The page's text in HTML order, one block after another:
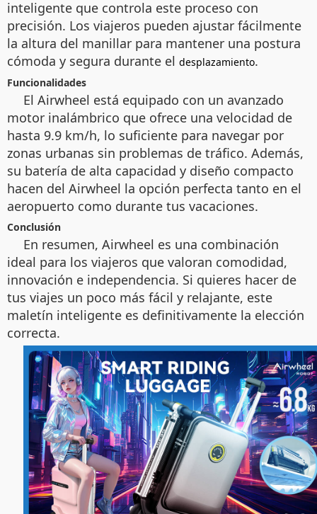
inteligente que controla este proceso con
precisión. Los viajeros pueden ajustar fácilmente
la altura del manillar para mantener una postura
cómoda y segura durante el desplazamiento.
Funcionalidades
El Airwheel está equipado con un avanzado
motor inalámbrico que ofrece una velocidad de
hasta 9.9 km/h, lo suficiente para navegar por
zonas urbanas sin problemas de tráfico. Además,
su batería de alta capacidad y diseño compacto
hacen del Airwheel la opción perfecta tanto en el
aeropuerto como durante tus vacaciones.
Conclusión
En resumen, Airwheel es una combinación
ideal para los viajeros que valoran comodidad,
innovación e independencia. Si quieres hacer de
tus viajes un poco más fácil y relajante, este
maletín inteligente es definitivamente la elección
correcta.